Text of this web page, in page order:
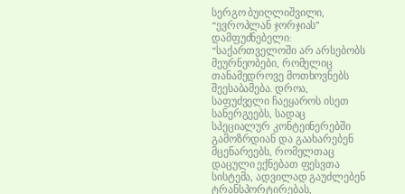
სერგო ბუიღლიშვილი,
“ევროპლან ჯორჯიას”
დამფუძნებელი:
“საქართველოში არ არსებობს
მეურნეობები, რომელიც
თანამედროვე მოთხოვნებს
შეესაბამება. დროა,
საფუძველი ჩაეყაროს ისეთ
სანერგეებს, სადაც
სპეციალურ კონტეინერებში
გამოზრდიან და გაახარებენ
მცენარეებს, რომელთაც
დაცული ექნებათ ფესვთა
სისტემა, ადვილად გაუძლებენ
ტრანსპორტირებას,